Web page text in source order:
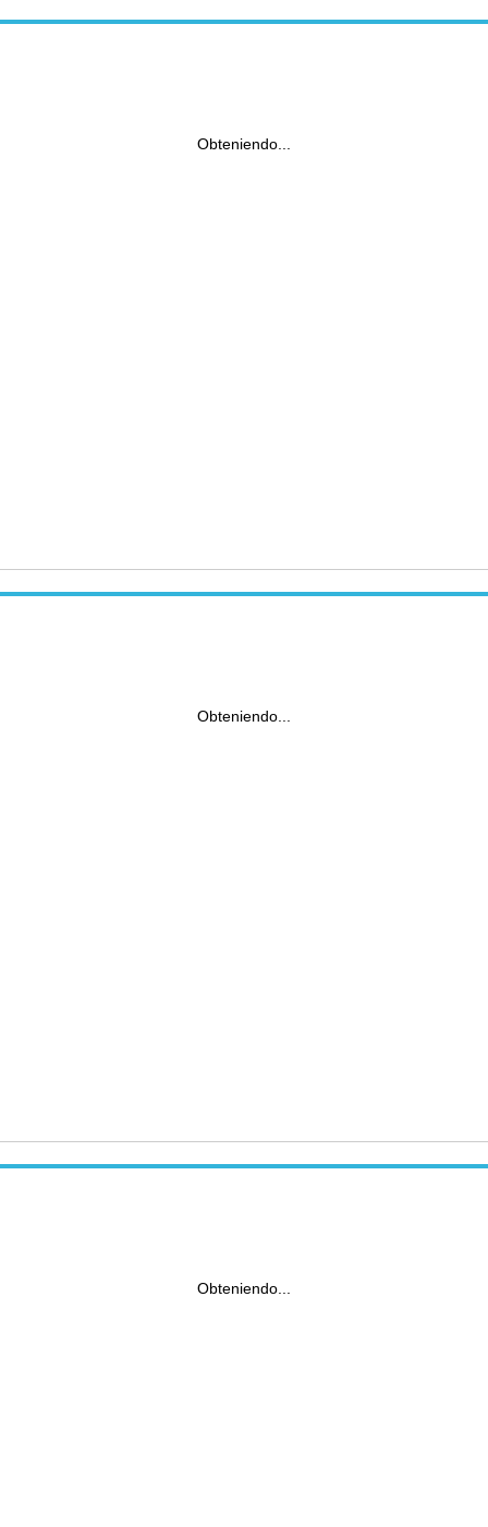
Obteniendo...
Obteniendo...
Obteniendo...